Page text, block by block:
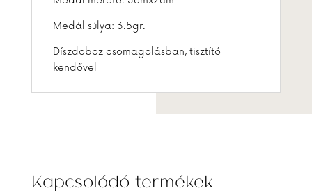
Medál súlya: 3.5gr.
Díszdoboz csomagolásban, tisztító
kendővel
Kapcsolódó termékek